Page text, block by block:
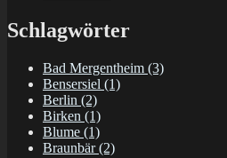
Schlagwörter
Bad Mergentheim (3)
Bensersiel (1)
Berlin (2)
Birken (1)
Blume (1)
Braunbär(2)